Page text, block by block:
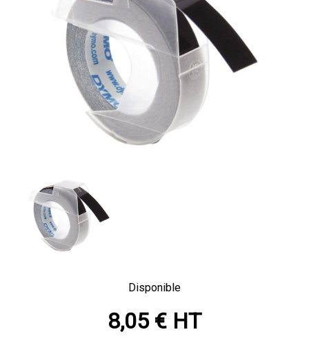
Disponible
8,05 € HT